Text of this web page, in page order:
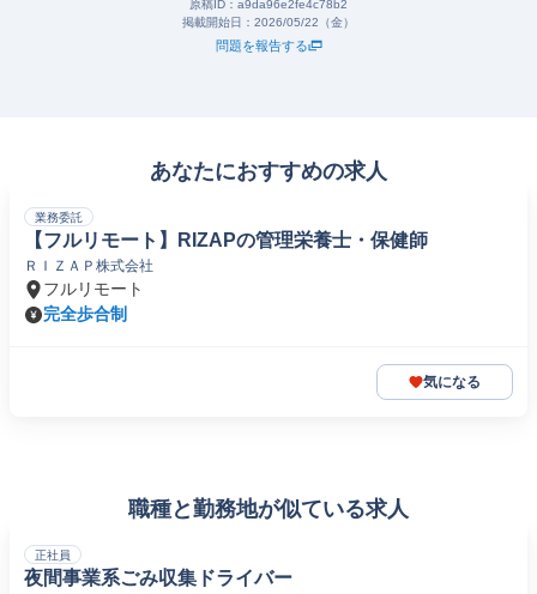
原稿ID： a9da96e2fe4c78b2
掲載開始日： 2026/05/22（金）
問題を報告する
あなたにおすすめの求人
業務委託
【フルリモート】RIZAPの管理栄養士・保健師
ＲＩＺＡＰ株式会社
フルリモート
完全歩合制
気になる
職種と勤務地が似ている求人
正社員
夜間事業系ごみ収集ドライバー